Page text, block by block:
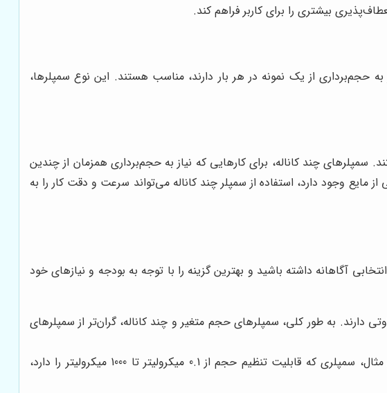
بیشتری را برای کاربر فراهم کند.
حجم‌برداری از یک نمونه در هر بار دارند، مناسب هستند. این نوع سمپلرها،
مایع از چندین نمونه هستند. سمپلرهای چند کاناله، برای کارهایی که نیاز به حجم‌برداری همزمان از چندین
وجود دارد، استفاده از سمپلر چند کاناله می‌تواند سرعت و دقت کار را به
آگاهانه داشته باشید و بهترین گزینه را با توجه به بودجه و نیازهای خود
دارند. به طور کلی، سمپلرهای حجم متغیر و چند کاناله، گران‌تر از سمپلرهای
سمپلرهایی که محدوده حجم وسیع‌تری را پوشش می‌دهند، معمولاً گران‌تر هستند. به عنوان مثال، سمپلری که قابلیت تنظیم حجم از 0.1 میکرولیتر تا 1000 میکرولیتر را دارد،